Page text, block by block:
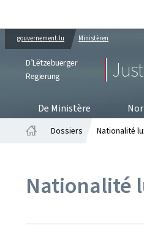
gouvernement.lu Ministèren
D’Lëtzebuerger
Regierung
De Ministère
Dossiers Nationalité
Nationalité